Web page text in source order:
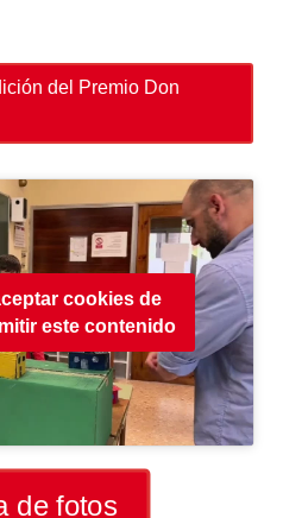
del Premio Don
cookies de
este contenido
de fotos